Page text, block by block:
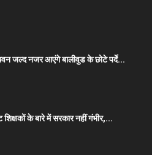
जल्द नजर आएंगे बालीवुड के छोटे पर्दे...
शिक्षकों के बारे में सरकार नहीं गंभीर,...